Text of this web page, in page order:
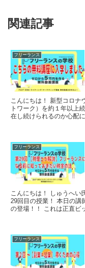
関連記事
フリーランス
こんにちは！ 新型コロナウィルスの拡大を受けて在宅勤務（リモー
トワーク）を約１年以上
在し続けられるのか心配
フリーランス
こんにちは！ しゅうへい氏が運営してる「フリーランスの学校」の
29回目の授業！ 本日の講師は、なんと！税理士の「大河内 薫」先生
の登場！！ これは正直ビックリしたｗ ■今
フリーランス